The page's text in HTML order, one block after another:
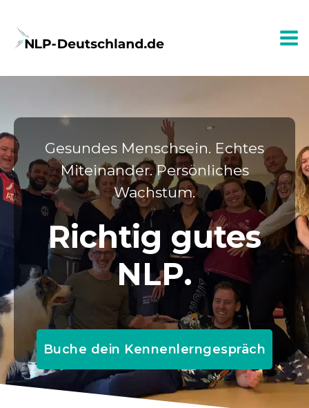
Gesundes Menschsein. Echtes
Miteinander. Persönliches
Wachstum.
Richtig gutes
NLP.
Buche dein Kennenlerngespräch